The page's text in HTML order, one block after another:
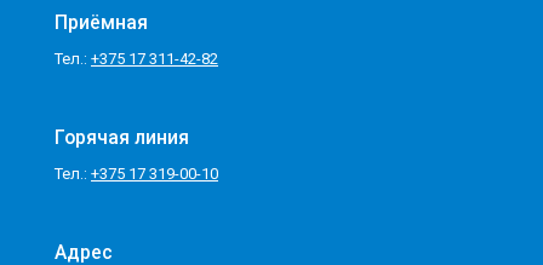
Приёмная
Тел.: +375 17 311-42-82
Горячая линия
Тел.: +375 17 319-00-10
Адрес